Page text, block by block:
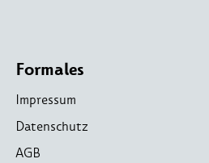
Formales
Impressum
Datenschutz
AGB